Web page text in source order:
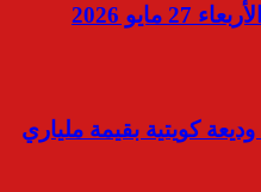
2026
كويتية بقيمة ملياري